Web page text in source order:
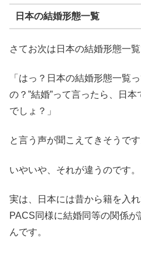
日本の結婚形態一覧
さてお次は日本の結婚形態一覧
「はっ？日本の結婚形態一覧
の？”結婚”って言ったら、日本
でしょ？」
と言う声が聞こえてきそうです
いやいや、それが違うのです。
実は、日本には昔から籍を入
PACS同様に結婚同等の関係
んです。